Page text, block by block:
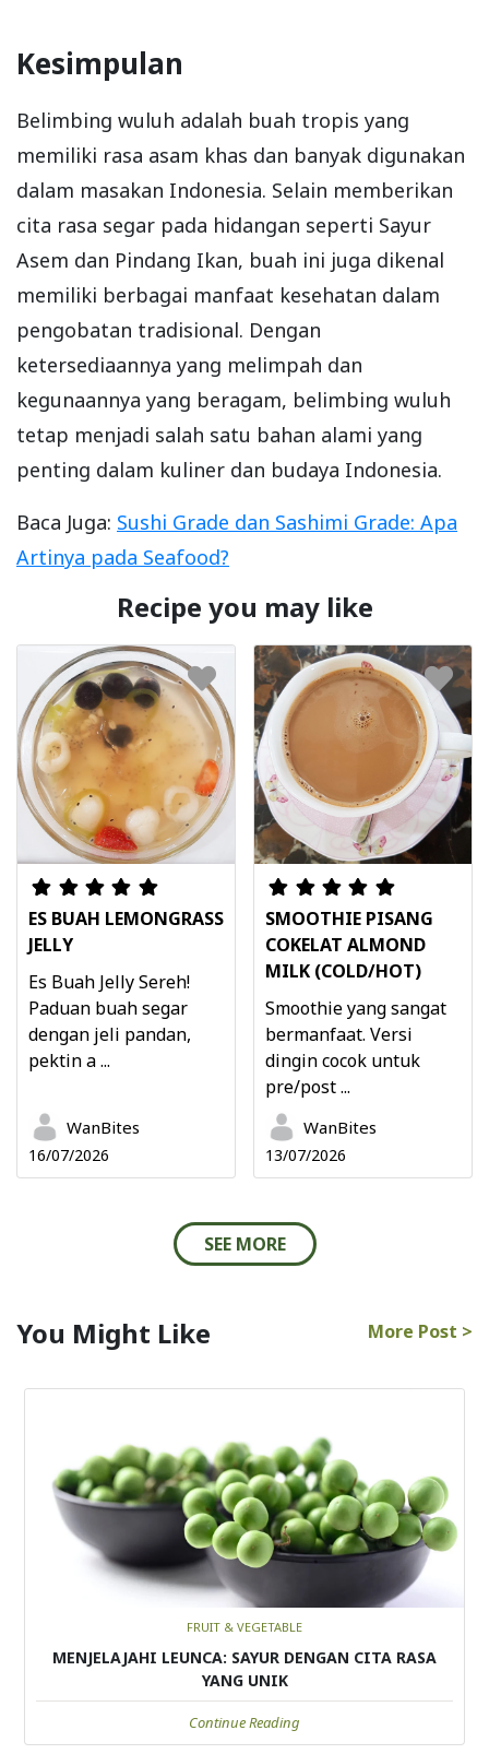
Kesimpulan
Belimbing wuluh adalah buah tropis yang
memiliki rasa asam khas dan banyak digunakan
dalam masakan Indonesia. Selain memberikan
cita rasa segar pada hidangan seperti Sayur
Asem dan Pindang Ikan, buah ini juga dikenal
memiliki berbagai manfaat kesehatan dalam
pengobatan tradisional. Dengan
ketersediaannya yang melimpah dan
kegunaannya yang beragam, belimbing wuluh
tetap menjadi salah satu bahan alami yang
penting dalam kuliner dan budaya Indonesia.
Baca Juga: Sushi Grade dan Sashimi Grade: Apa
Artinya pada Seafood?
Recipe you may like
ES BUAH LEMONGRASS
JELLY
Es Buah Jelly Sereh!
Paduan buah segar
dengan jeli pandan,
pektin a ...
WanBites
16/07/2026
SMOOTHIE PISANG
COKELAT ALMOND
MILK (COLD/HOT)
Smoothie yang sangat
bermanfaat. Versi
dingin cocok untuk
pre/post ...
WanBites
13/07/2026
SEE MORE
You Might Like More Post >
FRUIT & VEGETABLE
MENJELAJAHI LEUNCA: SAYUR DENGAN CITA RASA
YANG UNIK
Continue Reading